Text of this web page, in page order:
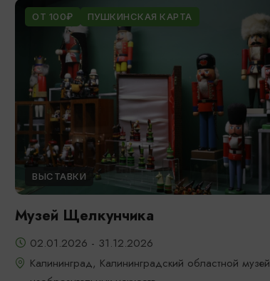
ОТ 100₽ ПУШКИНСКАЯ КАРТА
ВЫСТАВКИ
Музей Щелкунчика
02.01.2026 - 31.12.2026
Калининград, Калининградский областной музей